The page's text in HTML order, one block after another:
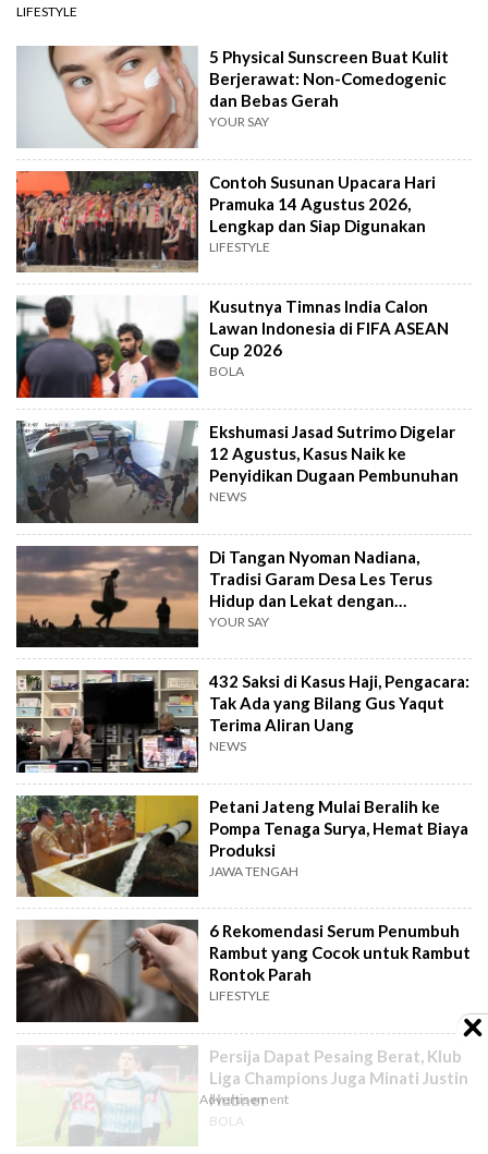
LIFESTYLE
5 Physical Sunscreen Buat Kulit
Berjerawat: Non-Comedogenic
dan Bebas Gerah
YOUR SAY
Contoh Susunan Upacara Hari
Pramuka 14 Agustus 2026,
Lengkap dan Siap Digunakan
LIFESTYLE
Kusutnya Timnas India Calon
Lawan Indonesia di FIFA ASEAN
Cup 2026
BOLA
Ekshumasi Jasad Sutrimo Digelar
12 Agustus, Kasus Naik ke
Penyidikan Dugaan Pembunuhan
NEWS
Di Tangan Nyoman Nadiana,
Tradisi Garam Desa Les Terus
Hidup dan Lekat dengan
Masyarakat
YOUR SAY
432 Saksi di Kasus Haji, Pengacara:
Tak Ada yang Bilang Gus Yaqut
Terima Aliran Uang
NEWS
Petani Jateng Mulai Beralih ke
Pompa Tenaga Surya, Hemat Biaya
Produksi
JAWA TENGAH
6 Rekomendasi Serum Penumbuh
Rambut yang Cocok untuk Rambut
Rontok Parah
LIFESTYLE
Persija Dapat Pesaing Berat, Klub
Liga Champions Juga Minati Justin
Hubner
BOLA